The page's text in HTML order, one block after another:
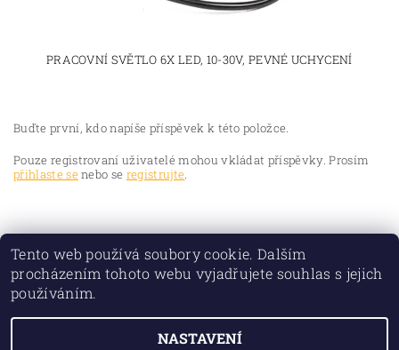
PRACOVNÍ SVĚTLO 6X LED, 10-30V, PEVNÉ UCHYCENÍ
Buďte první, kdo napíše příspěvek k této položce.
Pouze registrovaní uživatelé mohou vkládat příspěvky. Prosím
přihlaste senebo se registrujte.
Tento web používá soubory cookie. Dalším
procházením tohoto webu vyjadřujete souhlas s jejich
používáním.
NASTAVENÍ